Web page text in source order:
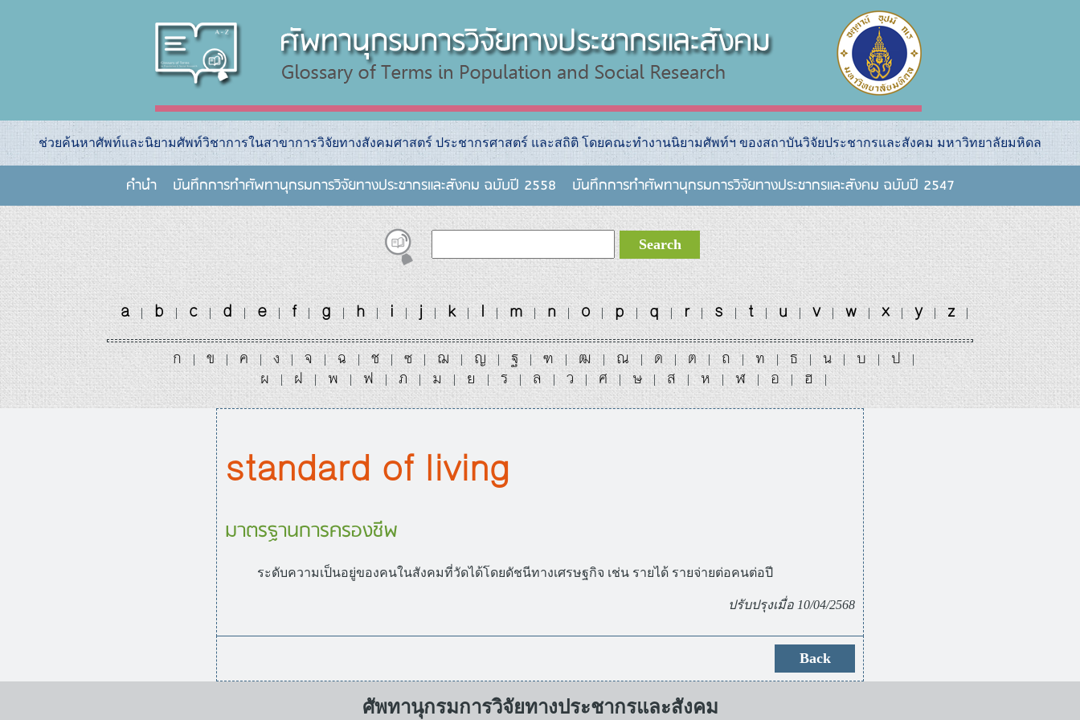
ช่วยค้นหาศัพท์และนิยามศัพท์วิชาการในสาขาการวิจัยทางสังคมศาสตร์ ประชากรศาสตร์ และสถิติ โดยคณะทำงานนิยามศัพท์ฯ ของสถาบันวิจัยประชากรและสังคม มหาวิทยาลัยมหิดล
คำนำ บันทึกการทําศัพทานุกรมการวิจัยทางประชากรและสังคม ฉบับปี 2558 บันทึกการทําศัพทานุกรมการวิจัยทางประชากรและสังคม ฉบับปี 2547
a | b | c | d | e | f | g | h | i | j | k | l | m | n | o | p | q | r | s | t | u | v | w | x | y | z |
ก | ข | ค | ง | จ | ฉ | ช | ซ | ฌ | ญ | ฐ | ฑ | ฒ | ณ | ด | ต | ถ | ท | ธ | น | บ | ป |
ผ | ฝ | พ | ฟ | ภ | ม | ย | ร | ล | ว | ศ | ษ | ส | ห | ฬ | อ | ฮ |
standard of living
มาตรฐานการครองชีพ
ระดับความเป็นอยู่ของคนในสังคมที่วัดได้โดยดัชนีทางเศรษฐกิจ เช่น รายได้ รายจ่ายต่อคนต่อปี
ปรับปรุงเมื่อ 10/04/2568
ศัพทานุกรมการวิจัยทางประชากรและสังคม